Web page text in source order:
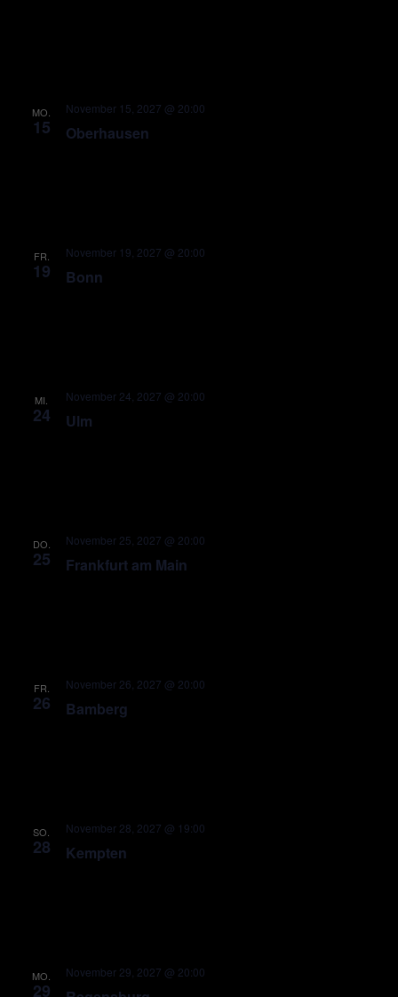
MO.
15 Oberhausen
November 15, 2027 @ 20:00
FR.
19 Bonn
November 19, 2027 @ 20:00
MI.
24 Ulm
November 24, 2027 @ 20:00
DO.
25 Frankfurt am Main
November 25, 2027 @ 20:00
FR.
26 Bamberg
November 26, 2027 @ 20:00
SO.
28 Kempten
November 28, 2027 @ 19:00
MO.
29
November 29, 2027 @ 20:00